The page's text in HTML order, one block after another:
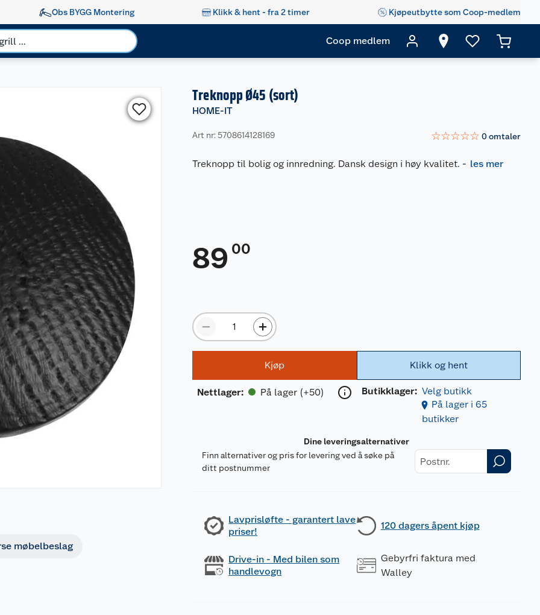
Obs BYGG Montering Klikk & hent - fra 2 timer Kjøpeutbytte som Coop-medlem
Coop medlem
møbelbeslag
Treknopp Ø45 (sort)
HOME-IT
Art nr: 5708614128169 ☆☆☆☆☆ 0omtaler
Treknopp til bolig og innredning. Dansk design i høy kvalitet. - les mer
89 00
Kjøp
Nettlager: På lager (+50)
Klikk og hent
Butikklager: Velg butikk
På lager i 65
butikker
Dine leveringsalternativer
Finn alternativer og pris for levering ved å søke på
ditt postnummer
Lavprisløfte - garantert lave
priser!
120 dagers åpent kjøp
Drive-in - Med bilen som
handlevogn
Gebyrfri faktura med
Walley